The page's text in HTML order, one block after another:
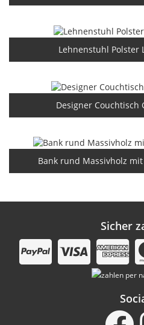
Lehnenstuhl Polster
Designer Couchtisch
Bank rund Massivholz
Sicher